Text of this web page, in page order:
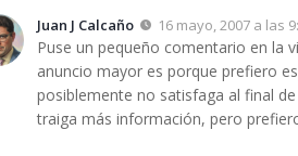
Juan J Calcaño 16 mayo, 2007 a las
Puse un pequeño comentario en la
anuncio mayor es porque prefiero
posiblemente no satisfaga al final
traiga más información, pero